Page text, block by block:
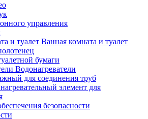
управления
Ванная комната и туалет
бумаги
Водонагреватели
для соединения труб
элемент для